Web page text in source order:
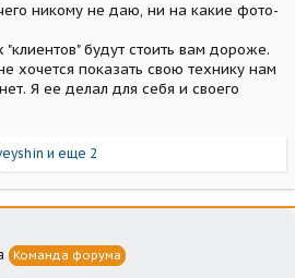
никому не даю, ни на какие фото-
"клиентов" будут стоить вам дороже.
хочется показать свою технику нам
Я ее делал для себя и своего
и еще 2
Команда форума